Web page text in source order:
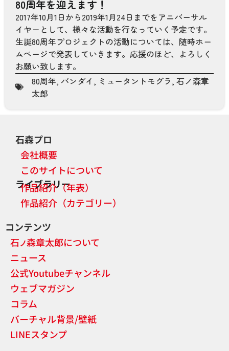
80周年を迎えます！
2017年10月1日から2019年1月24日までをアニバーサル
イヤーとして、様々な活動を行なっていく予定です。
生誕80周年プロジェクトの活動については、随時ホー
ムページで発表していきます。応援のほど、よろしく
お願い致します。
80周年, バンダイ , ミュータントモグラ, 石ノ森章
太郎
石森プロ
会社概要
このサイトについて
ライブラリー
作品紹介（年表）
作品紹介（カテゴリー）
コンテンツ
石ノ森章太郎について
ニュース
公式Youtubeチャンネル
ウェブマガジン
コラム
バーチャル背景/壁紙
LINEスタンプ